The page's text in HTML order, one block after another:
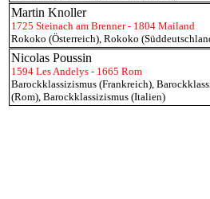
Martin Knoller
1725 Steinach am Brenner - 1804 Mailand
Rokoko (Österreich), Rokoko
Nicolas Poussin
1594 Les Andelys - 1665 Rom
Barockklassizismus (Frankreich),
(Rom), Barockklassizismus (Italien)